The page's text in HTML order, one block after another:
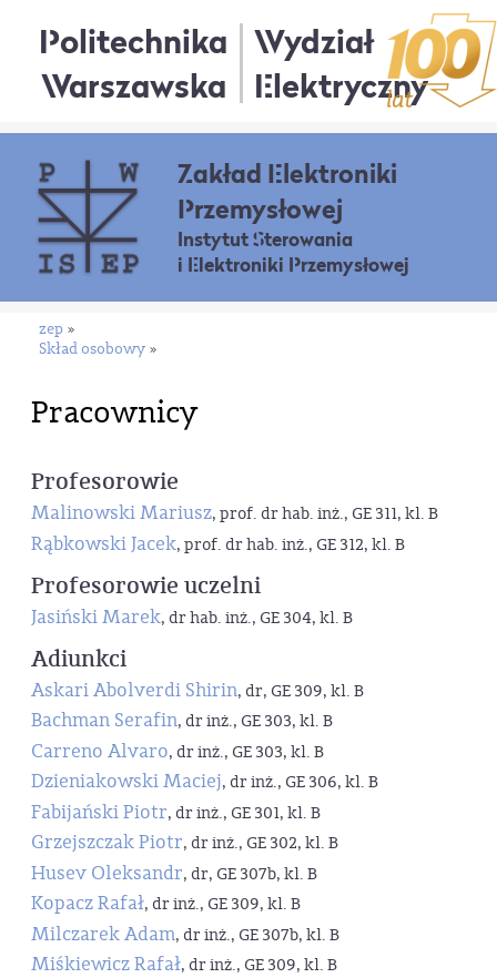
Politechnika
Warszawska
Wydział
Elektryczny
Zakład Elektroniki
Przemysłowej
Instytut Sterowania
i Elektroniki Przemysłowej
zep »
Skład osobowy »
Pracownicy
Profesorowie
Malinowski Mariusz, prof. dr hab. inż., GE 311, kl. B
Rąbkowski Jacek, prof. dr hab. inż., GE 312, kl. B
Profesorowie uczelni
Jasiński Marek, dr hab. inż., GE 304, kl. B
Adiunkci
Askari Abolverdi Shirin, dr, GE 309, kl. B
Bachman Serafin, dr inż., GE 303, kl. B
Carreno Alvaro, dr inż., GE 303, kl. B
Dzieniakowski Maciej, dr inż., GE 306, kl. B
Fabijański Piotr, dr inż., GE 301, kl. B
Grzejszczak Piotr, dr inż., GE 302, kl. B
Husev Oleksandr, dr, GE 307b, kl. B
Kopacz Rafał, dr inż., GE 309, kl. B
Milczarek Adam, dr inż., GE 307b, kl. B
Miśkiewicz Rafał, dr inż., GE 309, kl. B